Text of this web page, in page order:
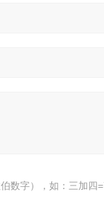
数字），如：三加四